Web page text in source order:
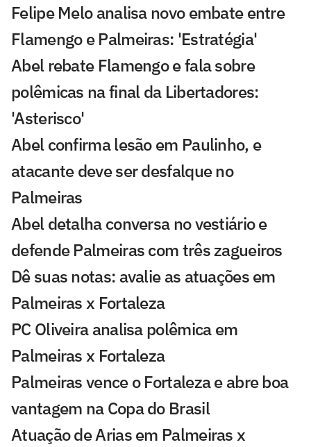
Felipe Melo analisa novo embate entre
Flamengo e Palmeiras: 'Estratégia'
Abel rebate Flamengo e fala sobre
polêmicas na final da Libertadores:
'Asterisco'
Abel confirma lesão em Paulinho, e
atacante deve ser desfalque no
Palmeiras
Abel detalha conversa no vestiário e
defende Palmeiras com três zagueiros
Dê suas notas: avalie as atuações em
Palmeiras x Fortaleza
PC Oliveira analisa polêmica em
Palmeiras x Fortaleza
Palmeiras vence o Fortaleza e abre boa
vantagem na Copa do Brasil
Atuação de Arias em Palmeiras x